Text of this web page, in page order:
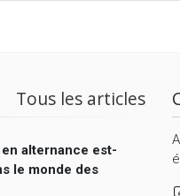
Tous les articles
alternance est-
le monde des